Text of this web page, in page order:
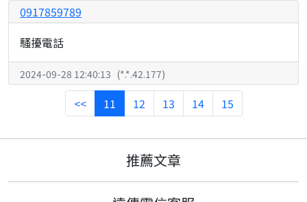
0917859789
騷擾電話
2024-09-28 12:40:13 (*.*.42.177)
<< 11 12 13 14 15
推薦文章